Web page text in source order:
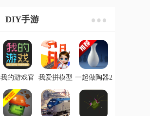
DIY手游
我的游戏官 我爱拼模型 一起做陶器2